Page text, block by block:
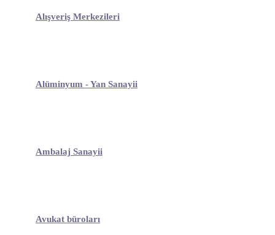
Alışveriş Merkezileri
Alüminyum - Yan Sanayii
Ambalaj Sanayii
Avukat büroları